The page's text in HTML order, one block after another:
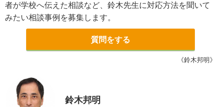
者が学校へ伝えた相談など、鈴木先生に対応方法を聞いて
みたい相談事例を募集します。
質問をする
《鈴木邦明》
鈴木邦明